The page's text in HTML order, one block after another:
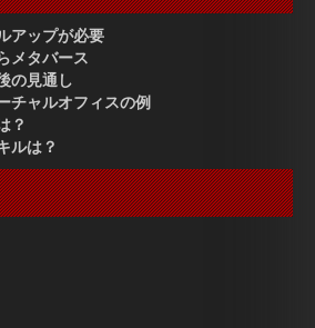
アップが必要
メタバース
の見通し
チャルオフィスの例
？
ルは？